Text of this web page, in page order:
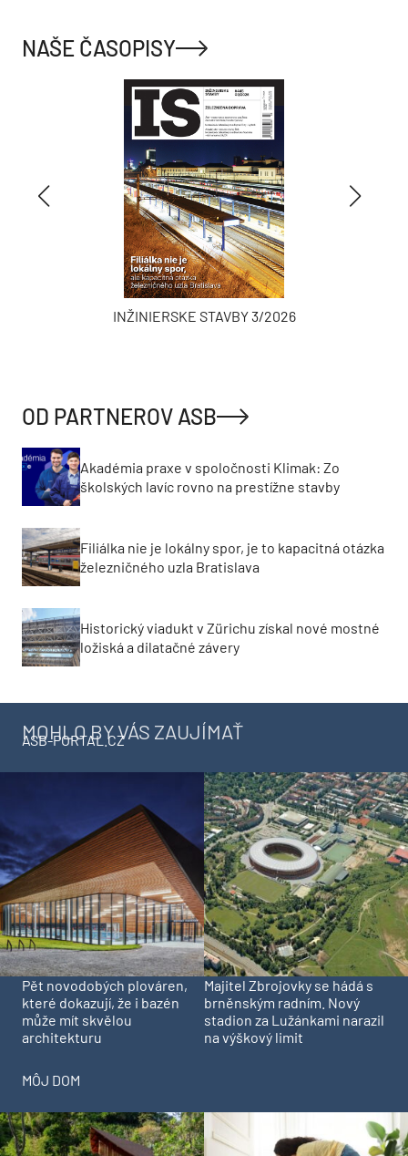
NAŠE ČASOPISY
INŽINIERSKE STAVBY 3/2026
OD PARTNEROV ASB
Akadémia praxe v spoločnosti Klimak: Zo
školských lavíc rovno na prestížne stavby
Filiálka nie je lokálny spor, je to kapacitná otázka
železničného uzla Bratislava
Historický viadukt v Zürichu získal nové mostné
ložiská a dilatačné závery
MOHLO BY VÁS ZAUJÍMAŤ
ASB-PORTAL.CZ
Pět novodobých plováren,
které dokazují, že i bazén
může mít skvělou
architekturu
Majitel Zbrojovky se hádá s
brněnským radním. Nový
stadion za Lužánkami narazil
na výškový limit
MÔJ DOM